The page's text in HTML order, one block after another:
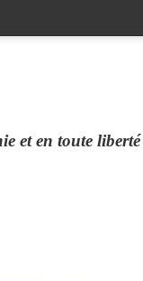
et en toute